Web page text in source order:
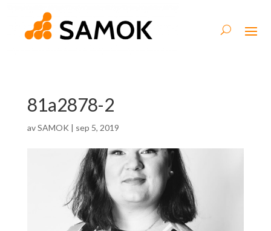
81a2878-2
avSAMOK | sep 5, 2019